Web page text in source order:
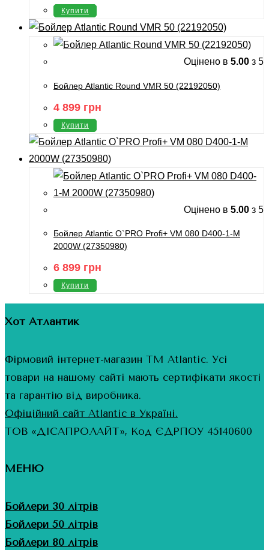
Купити
Оцінено в 5.00 з 5
Бойлер Atlantic Round VMR 50 (22192050)
4 899 грн
Купити
Оцінено в 5.00 з 5
Бойлер Atlantic O`PRO Profi+ VM 080 D400-1-М
2000W (27350980)
6 899 грн
Купити
Хот Атлантик
Фірмовий інтернет-магазин ТМ Atlantic. Усі
товари на нашому сайті мають сертифікати якості
та гарантію від виробника.
Офіційний сайт Atlantic в Україні.
ТОВ «ДІСАПРОЛАЙТ», Код ЄДРПОУ 45140600
МЕНЮ
Бойлери 30 літрів
Бойлери 50 літрів
Бойлери 80 літрів